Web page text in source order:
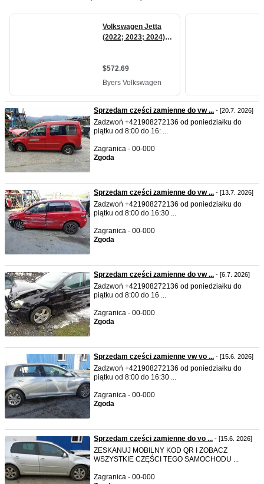
Sprzedam części zamienne do vw ... - [20.7. 2026]
Zadzwoń +421908272136 od poniedziałku do
piątku od 8:00 do 16: ...
Zagranica - 00-000
Zgoda
Sprzedam części zamienne do vw ... - [13.7. 2026]
Zadzwoń +421908272136 od poniedziałku do
piątku od 8:00 do 16:30 ...
Zagranica - 00-000
Zgoda
Sprzedam części zamienne do vw ... - [6.7. 2026]
Zadzwoń +421908272136 od poniedziałku do
piątku od 8:00 do 16 ...
Zagranica - 00-000
Zgoda
Sprzedam części zamienne vw vo ... - [15.6. 2026]
Zadzwoń +421908272136 od poniedziałku do
piątku od 8:00 do 16:30 ...
Zagranica - 00-000
Zgoda
Sprzedam części zamienne do vo ... - [15.6. 2026]
ZESKANUJ MOBILNY KOD QR I ZOBACZ
WSZYSTKIE CZĘŚCI TEGO SAMOCHODU ...
Zagranica - 00-000